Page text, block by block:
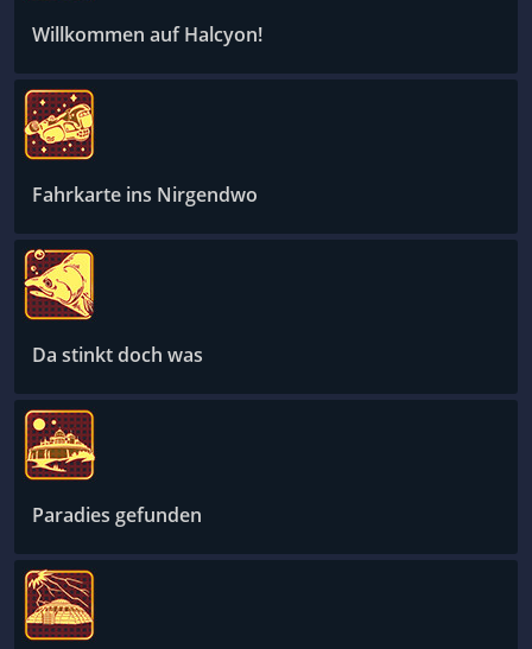
Willkommen auf Halcyon!
Fahrkarte ins Nirgendwo
Da stinkt doch was
Paradies gefunden